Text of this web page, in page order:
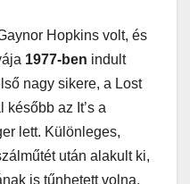
Hopkins volt, és
1977-ben indult
nagy sikere, a Lost
az It’s a
lett. Különleges,
után alakult ki,
is tűnhetett volna,